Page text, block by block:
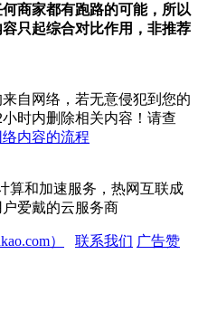
商家都有跑路的可能，所以
只起综合对比作用，非推荐
自网络，若无意侵犯到您的
时内删除相关内容！请查
内容的流程
算和加速服务，热网互联成
爱戴的云服务商
） 联系我们 广告赞